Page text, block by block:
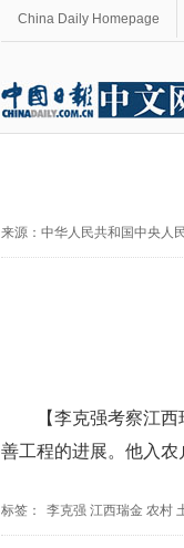
China Daily Homepage
来源：中华人民共和国中央人
【李克强考察江
善工程的进展。他入农
标签： 李克强 江西瑞金 农村